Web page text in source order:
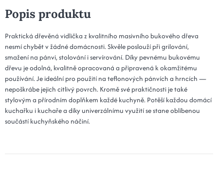
Popis produktu
Praktická dřevěná vidlička z kvalitního masivního bukového dřeva
nesmí chybět v žádné domácnosti. Skvěle poslouží při grilování,
smažení na pánvi, stolování i servírování. Díky pevnému bukovému
dřevu je odolná, kvalitně opracovaná a připravená k okamžitému
používání. Je ideální pro použití na teflonových pánvích a hrncích —
nepoškrábe jejich citlivý povrch. Kromě své praktičnosti je také
stylovým a přírodním doplňkem každé kuchyně. Potěší každou domácí
kuchařku i kuchaře a díky univerzálnímu využití se stane oblíbenou
součástí kuchyňského náčiní.